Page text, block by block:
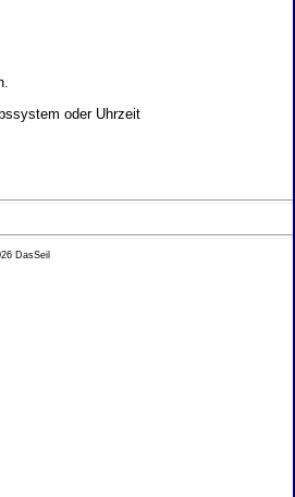
oder Uhrzeit
werden.
au�erdem ein
DasSeil